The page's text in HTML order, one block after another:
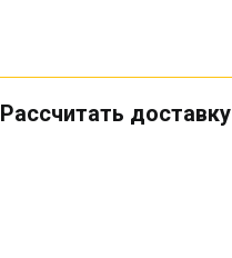
Рассчитать доставку